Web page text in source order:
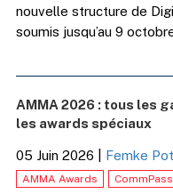
nouvelle structure de
soumis jusqu’au 9
AMMA 2026 : tous les
les awards spéciaux
05 Juin 2026 Femke
AMMA Awards CommPass